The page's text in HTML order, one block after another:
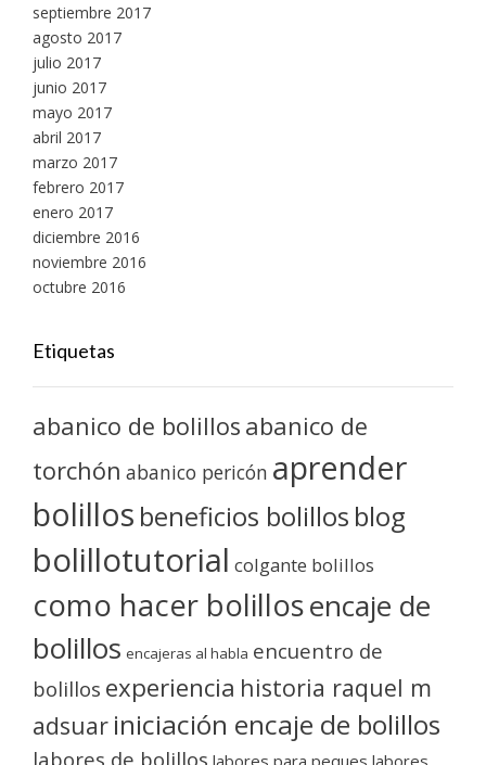
septiembre 2017
agosto 2017
julio 2017
junio 2017
mayo 2017
abril 2017
marzo 2017
febrero 2017
enero 2017
diciembre 2016
noviembre 2016
octubre 2016
Etiquetas
abanico de bolillos abanico de
torchón abanico pericón aprender
bolillos beneficios bolillos blog
bolillotutorial colgante bolillos
como hacer bolillosencaje de
bolillos encajeras al habla encuentro de
bolillos experiencia historia raquel m
adsuar iniciación encaje de bolillos
labores de bolillos labores para peques labores